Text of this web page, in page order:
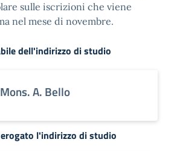
sulle iscrizioni che viene
nel mese di novembre.
dell'indirizzo di studio
A. Bello
l'indirizzo di studio